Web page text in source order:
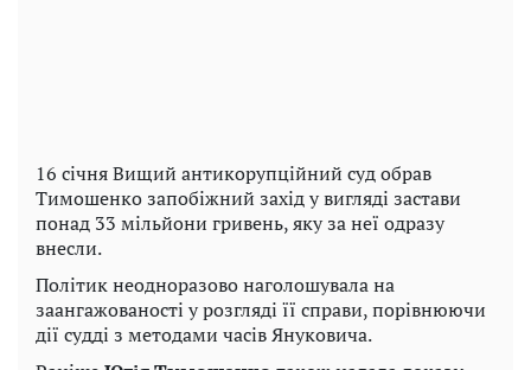
16 січня Вищий антикорупційний суд обрав
Тимошенко запобіжний захід у вигляді застави
понад 33 мільйони гривень, яку за неї одразу
внесли.
Політик неодноразово наголошувала на
заангажованості у розгляді її справи, порівнюючи
дії судді з методами часів Януковича.